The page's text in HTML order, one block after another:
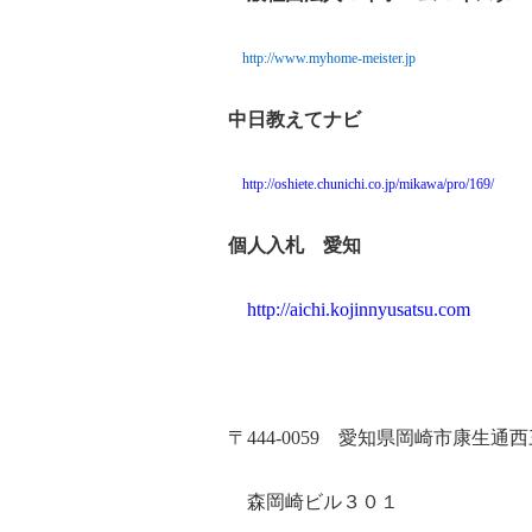
http://www.myhome-meister.jp
中日教えてナビ
http://oshiete.chunichi.co.jp/mikawa/pro/169/
個人入札 愛知
http://aichi.kojinnyusatsu.com
〒 444-0059 愛知県岡崎市康生通西
森岡崎ビル３０１